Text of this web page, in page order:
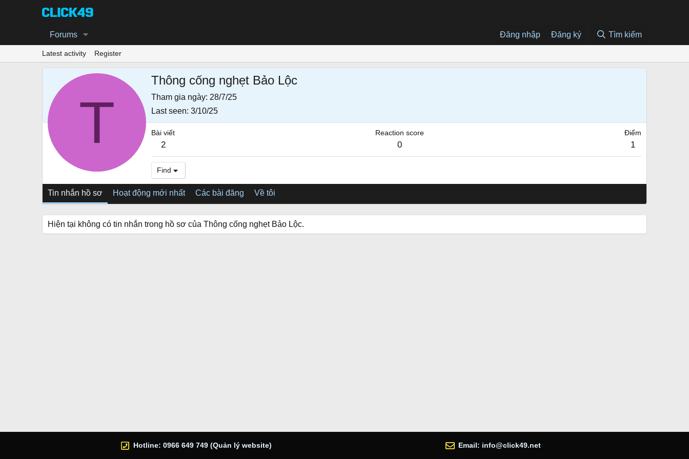
Forums Đăng nhập Đăng ký Tìm kiếm
Latest activity Register
T
Thông cống nghẹt Bảo Lộc
Tham gia ngày 28/7/25
Last seen 3/10/25
Bài viết
2
Reaction score
0
Điểm
1
Find
Tin nhắn hồ sơ Hoạt động mới nhất Các bài đăng Về tôi
Hiện tại không có tin nhắn trong hồ sơ của Thông cống nghẹt Bảo Lộc.
Hotline: 0966 649 749 (Quản lý website) Email: info@click49.net